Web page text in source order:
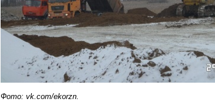
Фото: vk.com/ekorzn.